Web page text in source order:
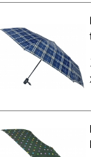
partageons
notre site avec
publicité et
avec d'autres
ou qu'ils ont